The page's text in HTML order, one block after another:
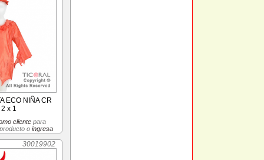
ECO NIÑA CR
x 1
clientepara
o ingresa
30019902